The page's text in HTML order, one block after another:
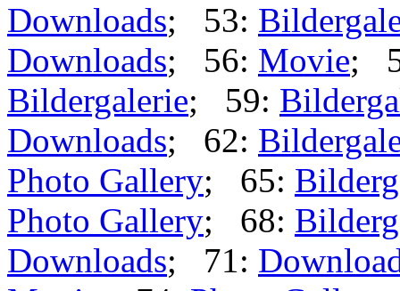
Downloads; 53:
Downloads; 56: Movie;
Bildergalerie; 59:
Downloads; 62:
Photo Gallery; 65:
Photo Gallery; 68:
Downloads; 71: